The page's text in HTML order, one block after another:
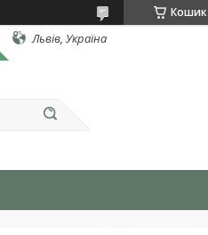
Кошик
Львів, Україна